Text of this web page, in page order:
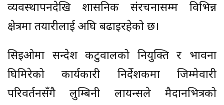
व्यवस्थापनदेखि प्रशासनिक संरचनासम्म विभिन्न
क्षेत्रमा तयारीलाई अघि बढाइरहेको छ।
सिइओमा सन्देश कटुवालको नियुक्ति र भावना
घिमिरेको कार्यकारी निर्देशकमा जिम्मेवारी
परिवर्तनसँगै लुम्बिनी लायन्सले मैदानभित्रको